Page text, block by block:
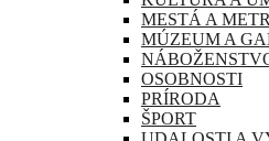
MESTÁ A
MÚZEUM A
OSOBNOSTI
PRÍRODA
ŠPORT